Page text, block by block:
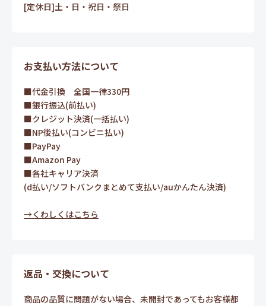
[定休日]土・日・祝日・祭日
お支払い方法について
■代金引換 全国一律330円
■銀行振込(前払い)
■クレジット決済(一括払い)
■NP後払い(コンビニ払い)
■PayPay
■Amazon Pay
■各社キャリア決済
(d払い/ソフトバンクまとめて支払い/auかんたん決済)
→くわしくはこちら
返品・交換について
商品の品質に問題がない場合、未開封であってもお客様都